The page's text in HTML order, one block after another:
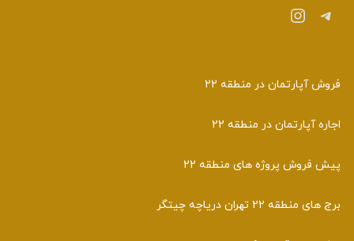
تلگراماینستاگرم
فروش آپارتمان در منطقه 22
اجاره آپارتمان در منطقه 22
پیش فروش پروژه های منطقه 22
برج های منطقه 22 تهران دریاچه چیتگر